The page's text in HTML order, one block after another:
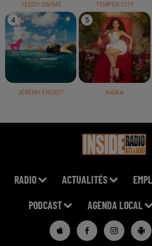
TEDDY SWIMS TEMPER CITY
4
JÉRÉMY FREROT
5
NAÏKA
RADIO ACTUALITÉS
PODCAST AGENDA LOCAL